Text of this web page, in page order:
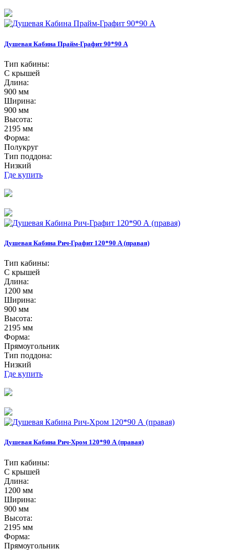
Душевая Кабина Прайм-Графит 90*90 А
Тип кабины:
С крышей
Длина:
900 мм
Ширина:
900 мм
Высота:
2195 мм
Форма:
Полукруг
Тип поддона:
Низкий
Где купить
Душевая Кабина Рич-Графит 120*90 А (правая)
Тип кабины:
С крышей
Длина:
1200 мм
Ширина:
900 мм
Высота:
2195 мм
Форма:
Прямоугольник
Тип поддона:
Низкий
Где купить
Душевая Кабина Рич-Хром 120*90 А (правая)
Тип кабины:
С крышей
Длина:
1200 мм
Ширина:
900 мм
Высота:
2195 мм
Форма:
Прямоугольник